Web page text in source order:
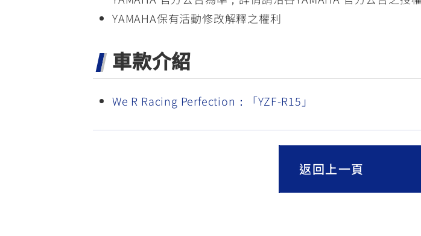
YAMAHA保有活動修改解釋之權利
車款介紹
We R Racing Perfection：「YZF-R15」
返回上一頁